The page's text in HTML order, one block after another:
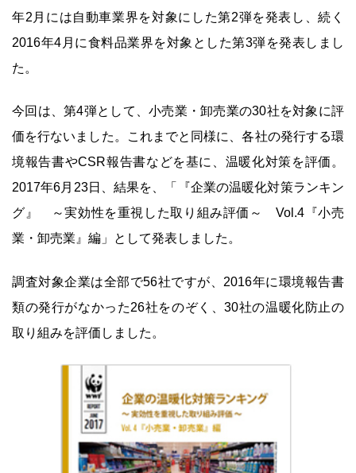
年2月には自動車業界を対象にした第2弾を発表し、続く
2016年4月に食料品業界を対象とした第3弾を発表しまし
た。
今回は、第4弾として、小売業・卸売業の30社を対象に評
価を行ないました。これまでと同様に、各社の発行する環
境報告書やCSR報告書などを基に、温暖化対策を評価。
2017年6月23日、結果を、「『企業の温暖化対策ランキン
グ』 ～実効性を重視した取り組み評価～ Vol.4『小売
業・卸売業』編」として発表しました。
調査対象企業は全部で56社ですが、2016年に環境報告書
類の発行がなかった26社をのぞく、30社の温暖化防止の
取り組みを評価しました。